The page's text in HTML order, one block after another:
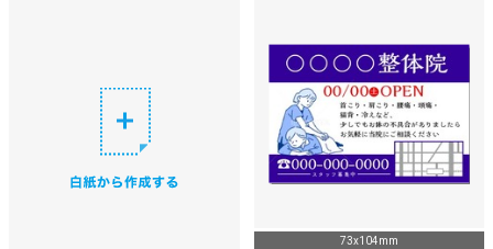
73x104mm